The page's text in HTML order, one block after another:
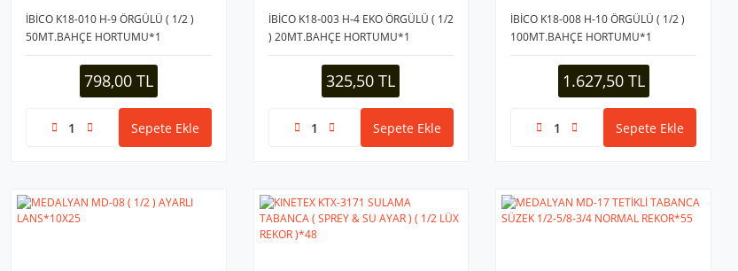
İBİCO K18-010 H-9 ÖRGÜLÜ ( 1/2 )
50MT.BAHÇE HORTUMU*1
798,00 TL
Sepete Ekle
İBİCO K18-003 H-4 EKO ÖRGÜLÜ ( 1/2
) 20MT.BAHÇE HORTUMU*1
325,50 TL
Sepete Ekle
İBİCO K18-008 H-10 ÖRGÜLÜ ( 1/2 )
100MT.BAHÇE HORTUMU*1
1.627,50 TL
Sepete Ekle